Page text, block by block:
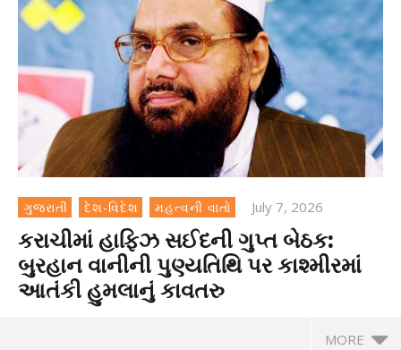
ગુજરાતી દેશ-વિદેશ મહત્વની વાતો July 7, 2026
કરાચીમાં હાફિઝ સઈદની ગુપ્ત બેઠક:
બુરહાન વાનીની પુણ્યતિથિ પર કાશ્મીરમાં
આતંકી હુમલાનું કાવતરુ
MORE